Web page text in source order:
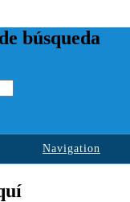
búsqueda
Navigation